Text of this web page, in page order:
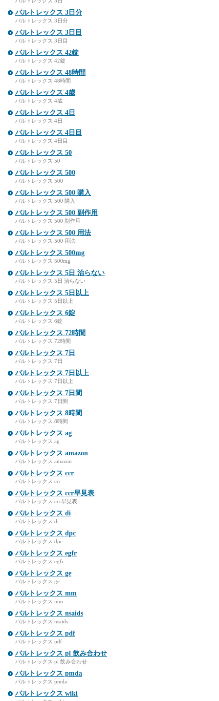
バルトレックス 3日分
バルトレックス 3日分
バルトレックス 3日目
バルトレックス 3日目
バルトレックス 42錠
バルトレックス 42錠
バルトレックス 48時間
バルトレックス 48時間
バルトレックス 4歳
バルトレックス 4歳
バルトレックス 4日
バルトレックス 4日
バルトレックス 4日目
バルトレックス 4日目
バルトレックス 50
バルトレックス 50
バルトレックス 500
バルトレックス 500
バルトレックス 500 購入
バルトレックス 500 購入
バルトレックス 500 副作用
バルトレックス 500 副作用
バルトレックス 500 用法
バルトレックス 500 用法
バルトレックス 500mg
バルトレックス 500mg
バルトレックス 5日 治らない
バルトレックス 5日 治らない
バルトレックス 5日以上
バルトレックス 5日以上
バルトレックス 6錠
バルトレックス 6錠
バルトレックス 72時間
バルトレックス 72時間
バルトレックス 7日
バルトレックス 7日
バルトレックス 7日以上
バルトレックス 7日以上
バルトレックス 7日間
バルトレックス 7日間
バルトレックス 8時間
バルトレックス 8時間
バルトレックス ag
バルトレックス ag
バルトレックス amazon
バルトレックス amazon
バルトレックス ccr
バルトレックス ccr
バルトレックス ccr早見表
バルトレックス ccr早見表
バルトレックス di
バルトレックス di
バルトレックス dpc
バルトレックス dpc
バルトレックス egfr
バルトレックス egfr
バルトレックス ge
バルトレックス ge
バルトレックス mm
バルトレックス mm
バルトレックス nsaids
バルトレックス nsaids
バルトレックス pdf
バルトレックス pdf
バルトレックス pl 飲み合わせ
バルトレックス pl 飲み合わせ
バルトレックス pmda
バルトレックス pmda
バルトレックス wiki